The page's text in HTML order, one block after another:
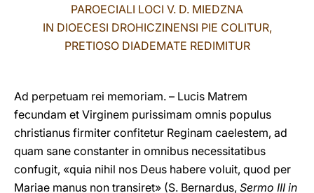
PAROECIALI LOCI V. D. MIEDZNA
IN DIOECESI DROHICZINENSI PIE COLITUR,
PRETIOSO DIADEMATE REDIMITUR
Ad perpetuam rei memoriam. – Lucis Matrem
fecundam et Virginem purissimam omnis populus
christianus firmiter confitetur Reginam caelestem, ad
quam sane constanter in omnibus necessitatibus
confugit, «quia nihil nos Deus habere voluit, quod per
Mariae manus non transiret» (S. Bernardus, Sermo III in